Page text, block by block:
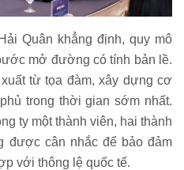
Quân khẳng định, quy mô
mở đường có tính bản lề.
từ tọa đàm, xây dựng cơ
trong thời gian sớm nhất.
ty một thành viên, hai thành
được cân nhắc để bảo đảm
với thông lệ quốc tế.